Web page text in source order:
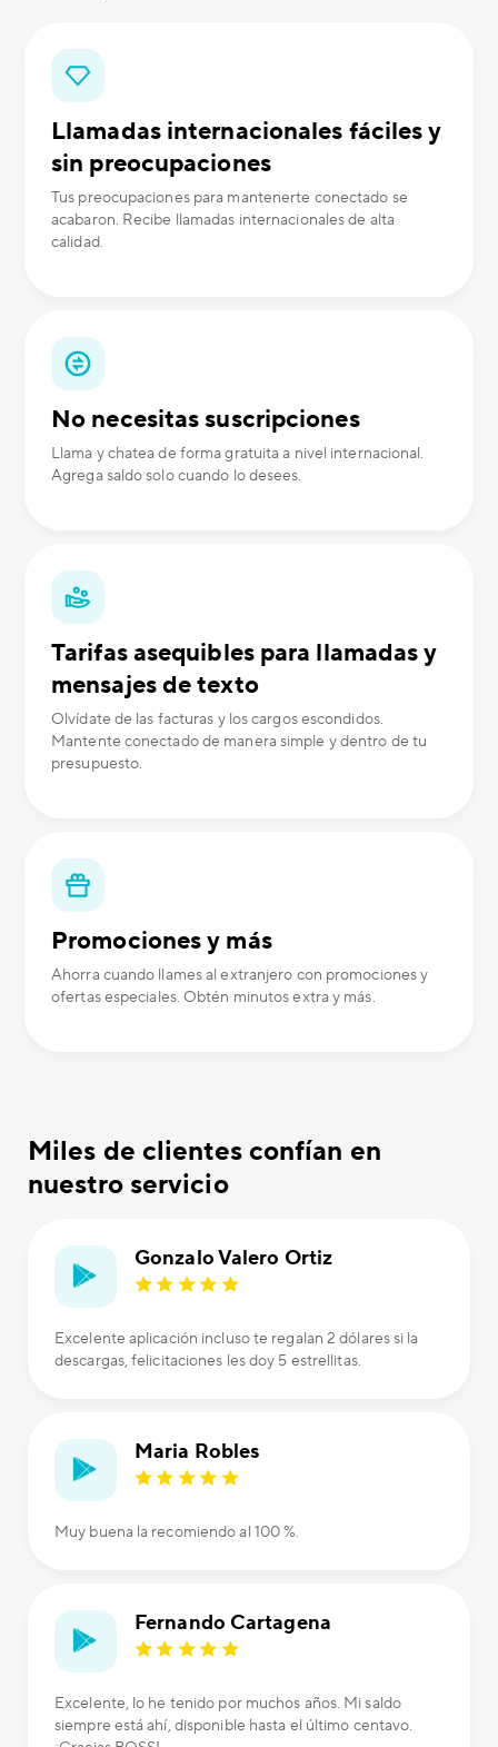
Llamadas internacionales fáciles y
sin preocupaciones
Tus preocupaciones para mantenerte conectado se
acabaron. Recibe llamadas internacionales de alta
calidad.
No necesitas suscripciones
Llama y chatea de forma gratuita a nivel internacional.
Agrega saldo solo cuando lo desees.
Tarifas asequibles para llamadas y
mensajes de texto
Olvídate de las facturas y los cargos escondidos.
Mantente conectado de manera simple y dentro de tu
presupuesto.
Promociones y más
Ahorra cuando llames al extranjero con promociones y
ofertas especiales. Obtén minutos extra y más.
Miles de clientes confían en
nuestro servicio
Gonzalo Valero Ortiz
Excelente aplicación incluso te regalan 2 dólares si la
descargas, felicitaciones les doy 5 estrellitas.
Maria Robles
Muy buena la recomiendo al 100 %.
Fernando Cartagena
Excelente, lo he tenido por muchos años. Mi saldo
siempre está ahí, disponible hasta el último centavo.